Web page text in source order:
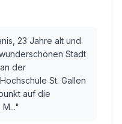
23 Jahre alt und
Stadt
der
St. Gallen
auf die
"